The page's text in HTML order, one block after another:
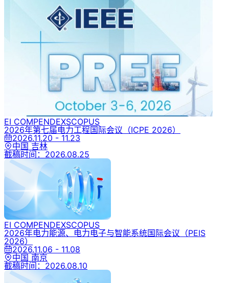
EI COMPENDEXSCOPUS
2026年第七届电力工程国际会议 （ICPE 2026）
2026.11.20 - 11.23
中国 吉林
截稿时间： 2026.08.25
EI COMPENDEXSCOPUS
2026年电力能源、电力电子与智能系统国际会议 （PEIS
2026）
2026.11.06 - 11.08
中国 南京
截稿时间： 2026.08.10